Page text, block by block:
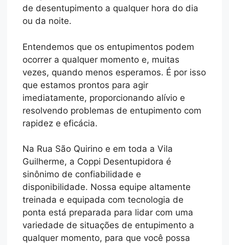
de desentupimento a qualquer hora do dia
ou da noite.
Entendemos que os entupimentos podem
ocorrer a qualquer momento e, muitas
vezes, quando menos esperamos. É por isso
que estamos prontos para agir
imediatamente, proporcionando alívio e
resolvendo problemas de entupimento com
rapidez e eficácia.
Na Rua São Quirino e em toda a Vila
Guilherme, a Coppi Desentupidora é
sinônimo de confiabilidade e
disponibilidade. Nossa equipe altamente
treinada e equipada com tecnologia de
ponta está preparada para lidar com uma
variedade de situações de entupimento a
qualquer momento, para que você possa